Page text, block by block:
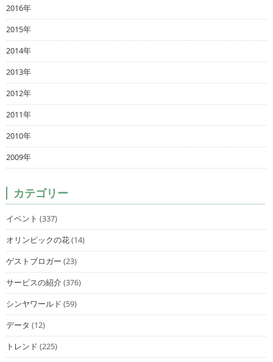
2016年
2015年
2014年
2013年
2012年
2011年
2010年
2009年
カテゴリー
イベント (337)
オリンピックの花(14)
ゲストブロガー (23)
サービスの紹介(376)
シンヤワールド (59)
データ (12)
トレンド (225)